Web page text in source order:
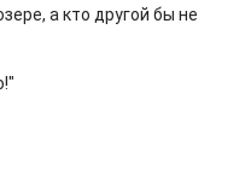
а кто другой бы не